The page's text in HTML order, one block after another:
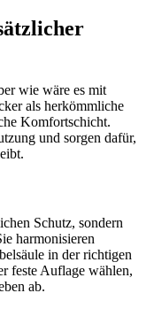
wie wäre es mit
als herkömmliche
Komfortschicht.
und sorgen dafür,
Schutz, sondern
harmonisieren
in der richtigen
feste Auflage wählen,
ab.